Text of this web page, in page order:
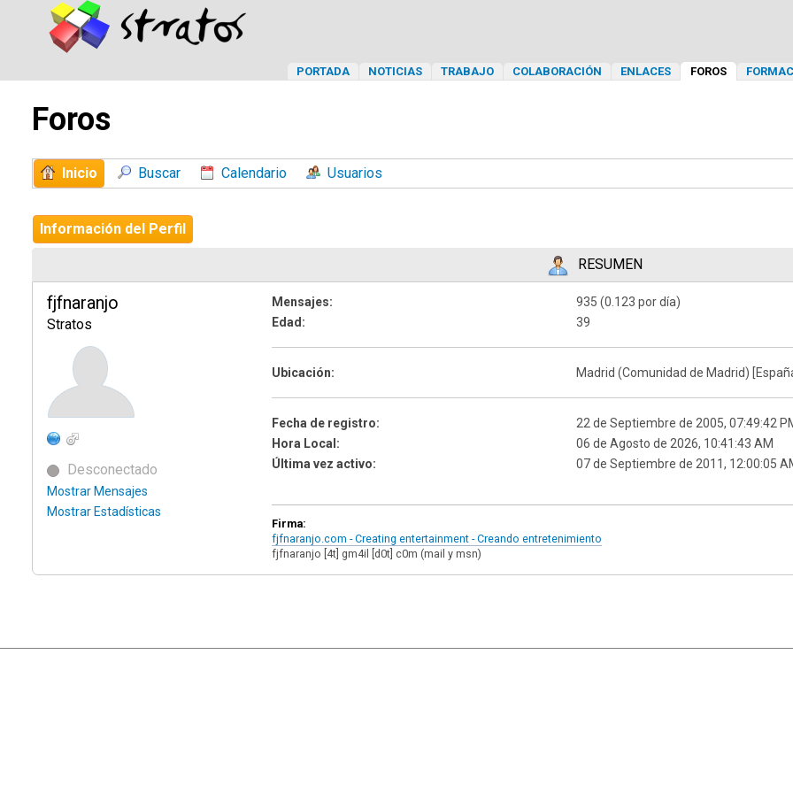
PORTADA NOTICIAS TRABAJO COLABORACIÓN ENLACES FOROS
Foros
Inicio Buscar Calendario Usuarios
Información del Perfil
RESUMEN
fjfnaranjo
Stratos
Desconectado
Mostrar Mensajes
Mostrar Estadísticas
Mensajes:
935 (0.123 por día)
Edad:
39
Ubicación: Madrid (Comunidad de Madrid)
Fecha de registro:
22 de Septiembre de 2005, 07:49:42
Hora Local:
06 de Agosto de 2026, 10:41:43 AM
Última vez activo:
07 de Septiembre de 2011, 12:00:05
Firma:
fjfnaranjo.com - Creating entertainment - Creando entretenimiento
fjfnaranjo [4t] gm4il [d0t] c0m (mail y msn)